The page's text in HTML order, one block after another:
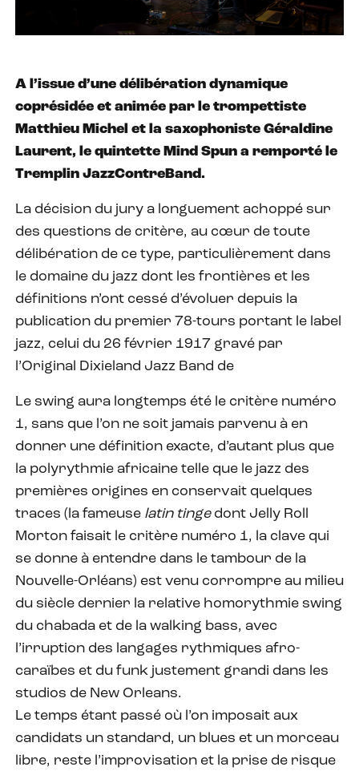
A l’issue d’une délibération dynamique
coprésidée et animée par le trompettiste
Matthieu Michel et la saxophoniste Géraldine
Laurent, le quintette Mind Spun a remporté le
Tremplin JazzContreBand.
La décision du jury a longuement achoppé sur
des questions de critère, au cœur de toute
délibération de ce type, particulièrement dans
le domaine du jazz dont les frontières et les
définitions n’ont cessé d’évoluer depuis la
publication du premier 78-tours portant le label
jazz, celui du 26 février 1917 gravé par
l’Original Dixieland Jazz Band de
Le swing aura longtemps été le critère numéro
1, sans que l’on ne soit jamais parvenu à en
donner une définition exacte, d’autant plus que
la polyrythmie africaine telle que le jazz des
premières origines en conservait quelques
traces (la fameuse latin tinge dont Jelly Roll
Morton faisait le critère numéro 1, la clave qui
se donne à entendre dans le tambour de la
Nouvelle-Orléans) est venu corrompre au milieu
du siècle dernier la relative homorythmie swing
du chabada et de la walking bass, avec
l’irruption des langages rythmiques afro-
caraïbes et du funk justement grandi dans les
studios de New Orleans.
Le temps étant passé où l’on imposait aux
candidats un standard, un blues et un morceau
libre, reste l’improvisation et la prise de risque